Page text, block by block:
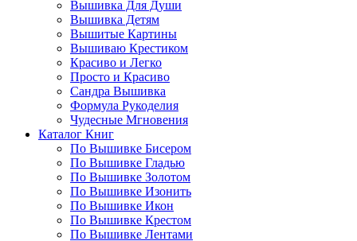
Вышивка Для Души
Вышивка Детям
Вышитые Картины
Вышиваю Крестиком
Красиво и Легко
Просто и Красиво
Сандра Вышивка
Формула Рукоделия
Чудесные Мгновения
Каталог Книг
По Вышивке Бисером
По Вышивке Гладью
По Вышивке Золотом
По Вышивке Изонить
По Вышивке Икон
По Вышивке Крестом
По Вышивке Лентами